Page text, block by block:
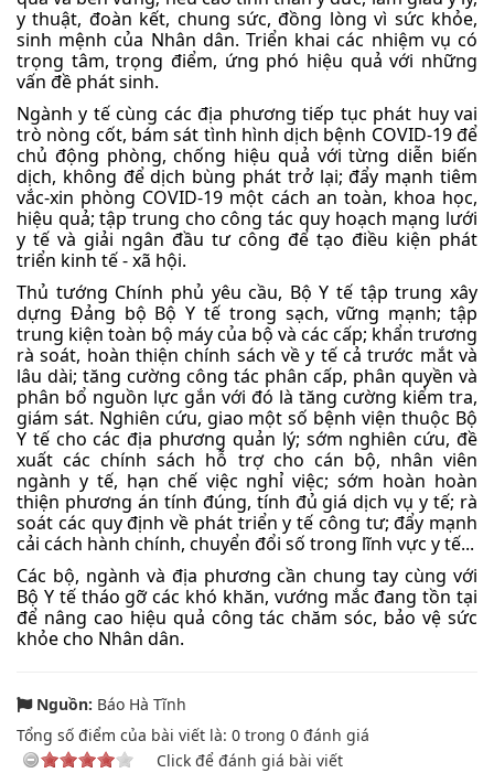
y thuật, đoàn kết, chung sức, đồng lòng vì sức khỏe,
sinh mệnh của Nhân dân. Triển khai các nhiệm vụ có
trọng tâm, trọng điểm, ứng phó hiệu quả với những
vấn đề phát sinh.
Ngành y tế cùng các địa phương tiếp tục phát huy vai
trò nòng cốt, bám sát tình hình dịch bệnh COVID-19 để
chủ động phòng, chống hiệu quả với từng diễn biến
dịch, không để dịch bùng phát trở lại; đẩy mạnh tiêm
vắc-xin phòng COVID-19 một cách an toàn, khoa học,
hiệu quả; tập trung cho công tác quy hoạch mạng lưới
y tế và giải ngân đầu tư công để tạo điều kiện phát
triển kinh tế - xã hội.
Thủ tướng Chính phủ yêu cầu, Bộ Y tế tập trung xây
dựng Đảng bộ Bộ Y tế trong sạch, vững mạnh; tập
trung kiện toàn bộ máy của bộ và các cấp; khẩn trương
rà soát, hoàn thiện chính sách về y tế cả trước mắt và
lâu dài; tăng cường công tác phân cấp, phân quyền và
phân bổ nguồn lực gắn với đó là tăng cường kiểm tra,
giám sát. Nghiên cứu, giao một số bệnh viện thuộc Bộ
Y tế cho các địa phương quản lý; sớm nghiên cứu, đề
xuất các chính sách hỗ trợ cho cán bộ, nhân viên
ngành y tế, hạn chế việc nghỉ việc; sớm hoàn hoàn
thiện phương án tính đúng, tính đủ giá dịch vụ y tế; rà
soát các quy định về phát triển y tế công tư; đẩy mạnh
cải cách hành chính, chuyển đổi số trong lĩnh vực y tế...
Các bộ, ngành và địa phương cần chung tay cùng với
Bộ Y tế tháo gỡ các khó khăn, vướng mắc đang tồn tại
để nâng cao hiệu quả công tác chăm sóc, bảo vệ sức
khỏe cho Nhân dân.
Nguồn: Báo Hà Tĩnh
Tổng số điểm của bài viết là: 0 trong 0 đánh giá
Click để đánh giá bài viết